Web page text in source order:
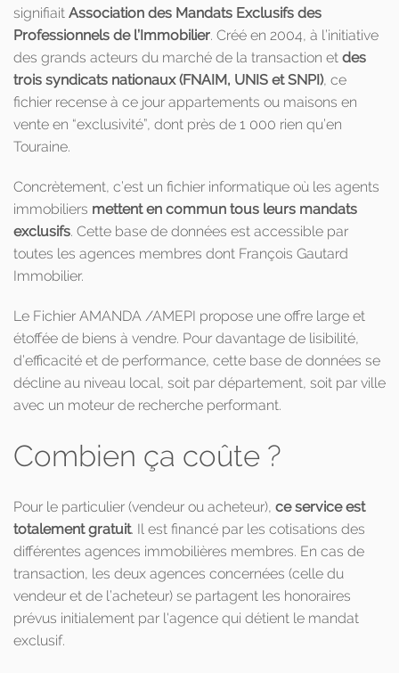
signifiait Association des Mandats Exclusifs des
Professionnels de l’Immobilier. Créé en 2004, à l’initiative
des grands acteurs du marché de la transaction et des
trois syndicats nationaux (FNAIM, UNIS et SNPI), ce
fichier recense à ce jour appartements ou maisons en
vente en “exclusivité”, dont près de 1 000 rien qu’en
Touraine.
Concrètement, c’est un fichier informatique où les agents
immobiliers mettent en commun tous leurs mandats
exclusifs. Cette base de données est accessible par
toutes les agences membres dont François Gautard
Immobilier.
Le Fichier AMANDA /AMEPI propose une offre large et
étoffée de biens à vendre. Pour davantage de lisibilité,
d’efficacité et de performance, cette base de données se
décline au niveau local, soit par département, soit par ville
avec un moteur de recherche performant.
Combien ça coûte ?
Pour le particulier (vendeur ou acheteur), ce service est
totalement gratuit. Il est financé par les cotisations des
différentes agences immobilières membres. En cas de
transaction, les deux agences concernées (celle du
vendeur et de l’acheteur) se partagent les honoraires
prévus initialement par l'agence qui détient le mandat
exclusif.